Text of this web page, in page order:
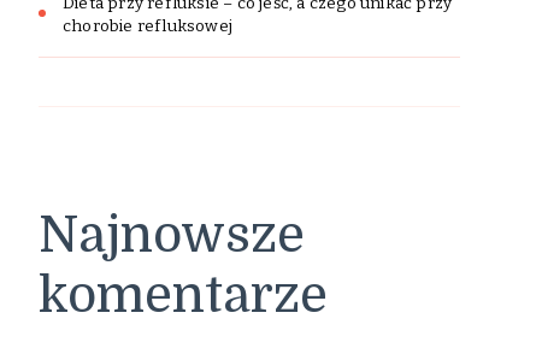
chorobie refluksowej
Najnowsze
komentarze